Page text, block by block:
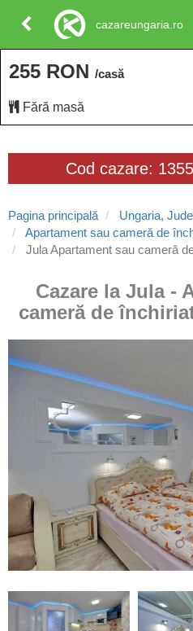
Cod cazare: 1355
Pagina principală Ungaria,
Apartament sau cameră de
Jula Apartament sau cameră
Cazare la Jula -
cameră de
255 RON /casă
Fără masă
cazareungaria.ro